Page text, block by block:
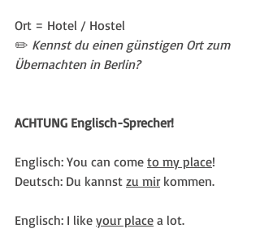
Ort = Hotel / Hostel
✏️ Kennst du einen günstigen Ort zum
Übernachten in Berlin?
ACHTUNG Englisch-Sprecher!
Englisch: You can come to my place!
Deutsch: Du kannst zu mir kommen.
Englisch: I like your place a lot.